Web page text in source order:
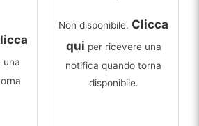
una
Non disponibile. Clicca
qui per ricevere una
notifica quando torna
disponibile.